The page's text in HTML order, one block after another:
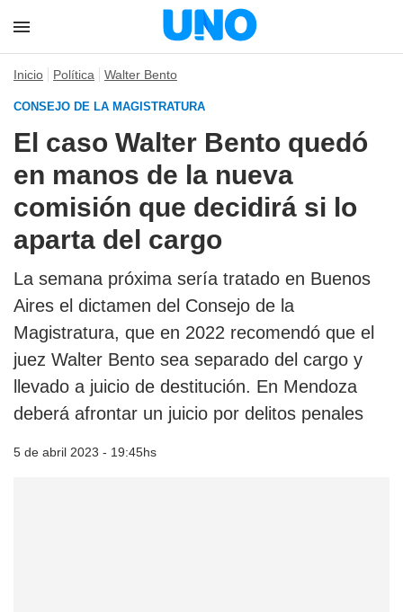
Inicio Política Walter Bento
CONSEJO DE LA MAGISTRATURA
El caso Walter Bento quedó
en manos de la nueva
comisión que decidirá si lo
aparta del cargo
La semana próxima sería tratado en Buenos
Aires el dictamen del Consejo de la
Magistratura, que en 2022 recomendó que el
juez Walter Bento sea separado del cargo y
llevado a juicio de destitución. En Mendoza
deberá afrontar un juicio por delitos penales
5 de abril 2023 - 19:45hs